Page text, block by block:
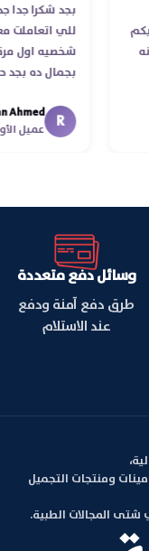
بجد شكرا
للي
شخصيه اول
بجمال ده
اسكندرية
R
عميل
وسائل دفع متعددة
طرق دفع آمنة ودفع
عند الاستلام
ومنتجات التجميل
شتى المجالات الطبية.